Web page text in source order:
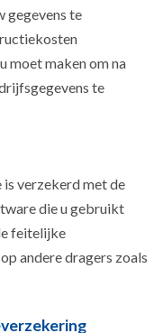
gegevens te
moet maken om na
te
verzekerd met de
die u gebruikt
feitelijke
andere dragers zoals